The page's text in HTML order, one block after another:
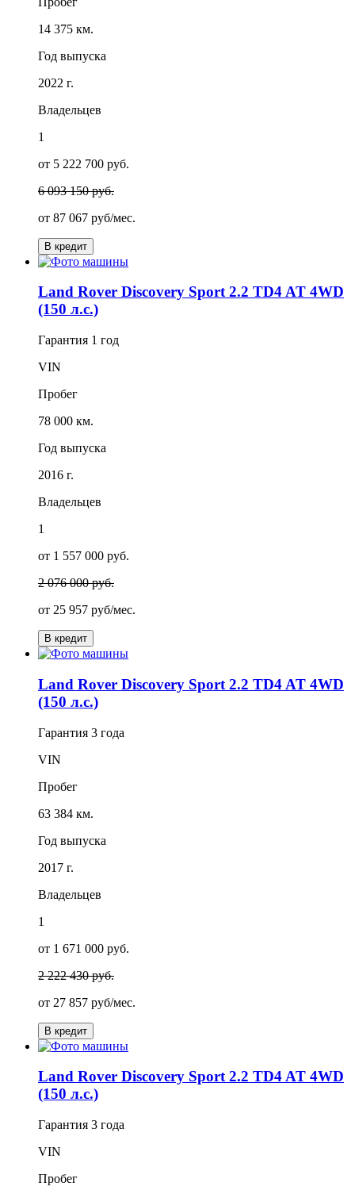
14 375 км.
Год выпуска
2022 г.
Владельцев
1
от 5 222 700 руб.
6 093 150 руб.
от 87 067 руб/мес.
В кредит
Land Rover Discovery Sport 2.2 TD4 AT 4WD
(150 л.с.)
Гарантия 1 год
VIN
Пробег
78 000 км.
Год выпуска
2016 г.
Владельцев
1
от 1 557 000 руб.
2 076 000 руб.
от 25 957 руб/мес.
В кредит
Land Rover Discovery Sport 2.2 TD4 AT 4WD
(150 л.с.)
Гарантия 3 года
VIN
Пробег
63 384 км.
Год выпуска
2017 г.
Владельцев
1
от 1 671 000 руб.
2 222 430 руб.
от 27 857 руб/мес.
В кредит
Land Rover Discovery Sport 2.2 TD4 AT 4WD
(150 л.с.)
Гарантия 3 года
VIN
Пробег